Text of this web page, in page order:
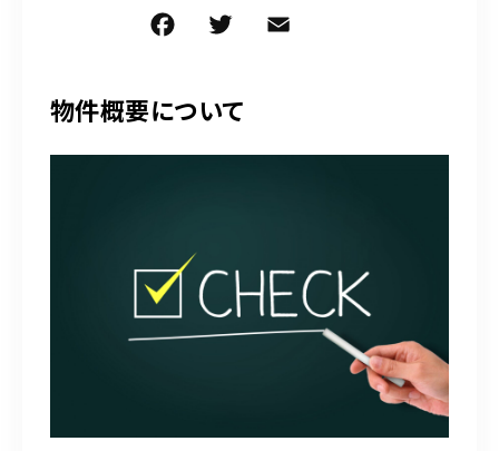
c
e
b
o
k
T
te
r
物件概要について
お問い合わせはこちら